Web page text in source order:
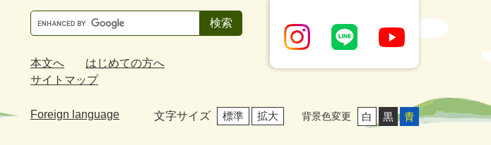
Google
カ
タ
ム
索
本文へ
はじめての方へ
サイトマップ
Foreign language 文字サイズ 標準 拡大 背景色変更 白 黒 青